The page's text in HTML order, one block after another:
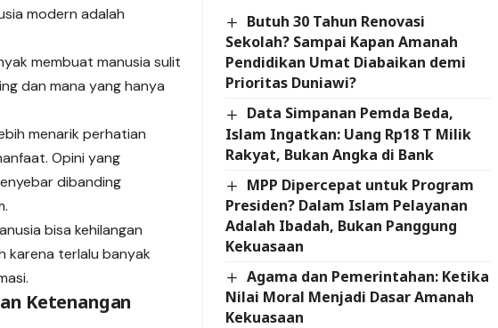
Butuh 30 Tahun Renovasi
Sekolah? Sampai Kapan Amanah
Pendidikan Umat Diabaikan demi
Prioritas Duniawi?
Data Simpanan Pemda Beda,
Islam Ingatkan: Uang Rp18 T Milik
Rakyat, Bukan Angka di Bank
MPP Dipercepat untuk Program
Presiden? Dalam Islam Pelayanan
Adalah Ibadah, Bukan Panggung
Kekuasaan
Agama dan Pemerintahan: Ketika
Nilai Moral Menjadi Dasar Amanah
Kekuasaan
modern adalah
membuat manusia sulit
dan mana yang hanya
menarik perhatian
Opini yang
dibanding
bisa kehilangan
karena terlalu banyak
Ketenangan